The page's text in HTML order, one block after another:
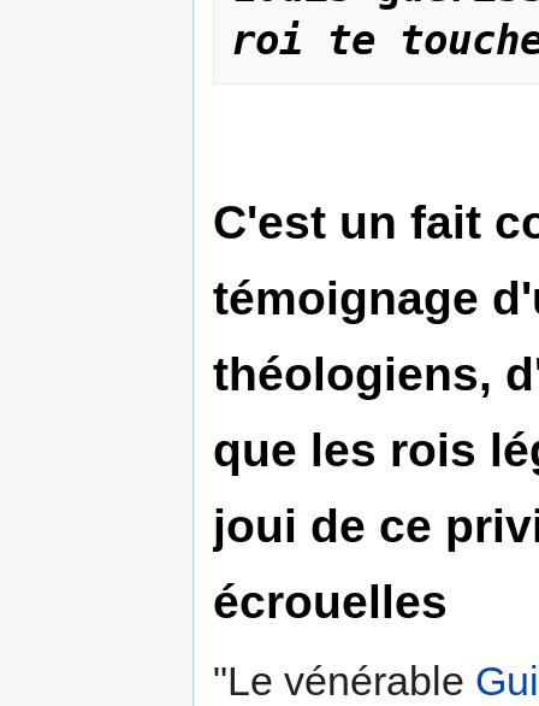
roi te
C'est un fait
témoignage
théologiens,
que les rois
joui de ce
écrouelles
"Le vénérable